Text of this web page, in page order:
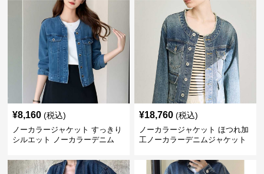
¥8,160 (税込)
ノーカラージャケット すっきり
シルエット ノーカラーデニム
¥18,760 (税込)
ノーカラージャケット ほつれ加
工ノーカラーデニムジャケット